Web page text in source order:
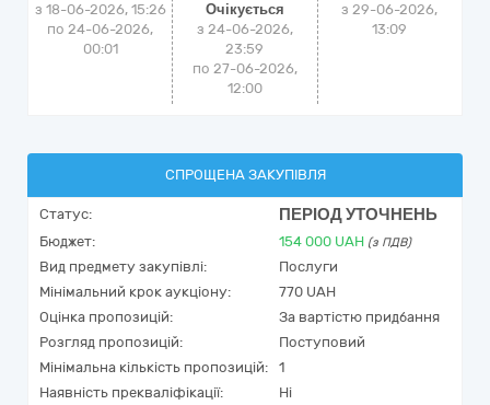
з 18-06-2026, 15:26
по 24-06-2026,
00:01
Очікується
з 24-06-2026,
23:59
по 27-06-2026,
12:00
з29-06-2026,
13:09
СПРОЩЕНА ЗАКУПІВЛЯ
Статус: ПЕРІОД УТОЧНЕНЬ
Бюджет: 154 000 UAH (з ПДВ)
Вид предмету закупівлі:
Послуги
Мінімальний крок аукціону:
770 UAH
Оцінка пропозицій:
За вартістю придбання
Розгляд пропозицій:
Поступовий
Мінімальна кількість пропозицій:
1
Наявність прекваліфікації:
Ні